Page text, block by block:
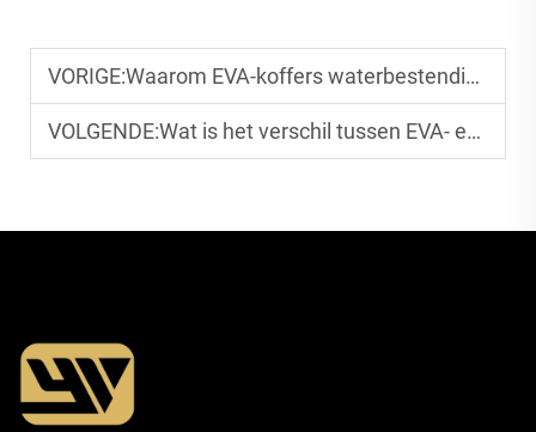
VORIGE:Waarom EVA-koffers waterbestendig en duurzaam zijn
VOLGENDE:Wat is het verschil tussen EVA- en schuimkoffers